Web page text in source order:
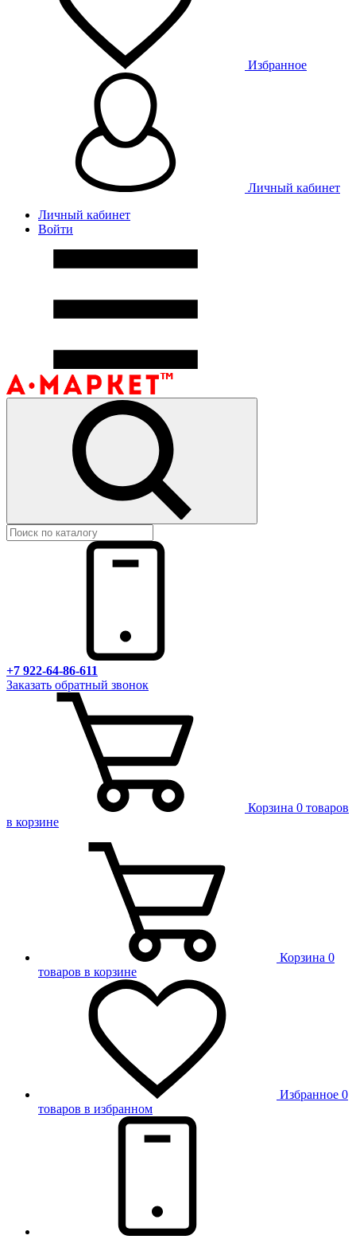
Избранное
Личный кабинет
Личный кабинет
Войти
+7 922-64-86-611
Заказать обратный звонок
Корзина 0 товаров
в корзине
Корзина 0
товаров в корзине
Избранное 0
товаров в избранном